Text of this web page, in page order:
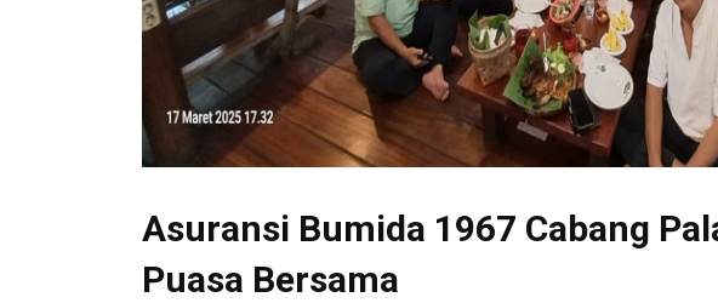
Asuransi Bumida 1967 Cabang
Puasa Bersama